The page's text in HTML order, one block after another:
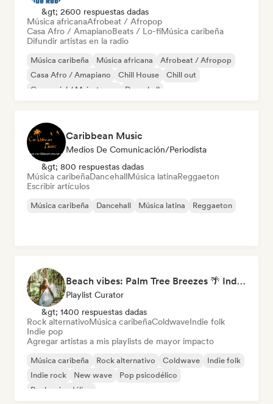
&gt; 2600 respuestas dadas
Música africanaAfrobeat / Afropop
Casa Afro / AmapianoBeats / Lo-fiMúsica caribeña
Difundir artistas en la radio
Música caribeña Música africana
Afrobeat / Afropop
Casa Afro / Amapiano
Chill House
Chill out
Comercial / Mainstream
Dancehall
Caribbean Music
Medios De Comunicación/Periodista
&gt; 800 respuestas dadas
Música caribeñaDancehallMúsica latinaReggaeton
Escribir artículos
Música caribeña Dancehall Música latina Reggaeton
Beach vibes: Palm Tree Breezes 🌴 Indie Folk, Acoustic & Singer-Songwriter
Playlist Curator
&gt; 1400 respuestas dadas
Rock alternativoMúsica caribeñaColdwaveIndie folk
Indie pop
Agregar artistas a mis playlists de mayor impacto
Música caribeña Rock alternativo Coldwave
Indie folk
Indie rock
New wave
Pop psicodélico
Rock psicodélico